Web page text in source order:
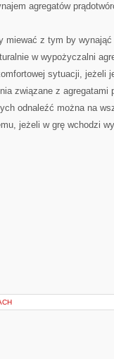
agregatów
miewać z tym by
w wypożyczalni
sytuacji, jeżeli
związane z agregatami
odnaleźć można na
jeżeli w grę wchodzi